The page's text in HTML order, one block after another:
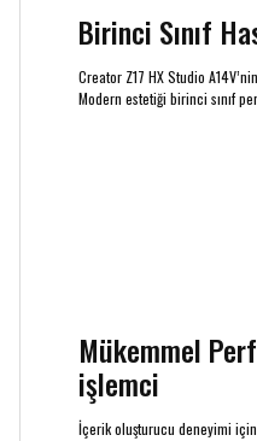
Birinci Sınıf
Creator Z17 HX Studio
Modern estetiği birinci sınıf
Mükemmel
işlemci
İçerik oluşturucu deneyimi